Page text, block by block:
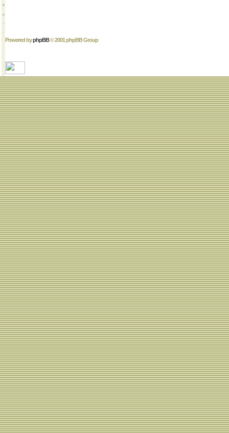
Powered byphpBB© 2001 phpBB Group